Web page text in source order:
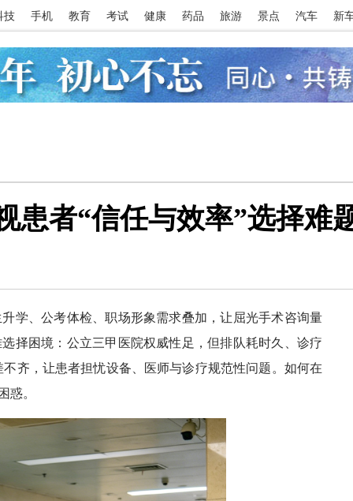
技 手机 教育 考试 健康 药品 旅游 景点 汽车 新
患者“信任与效率”选择难
、公考体检、职场形象需求叠加，让屈光手术咨询量
择困境：公立三甲医院权威性足，但排队耗时久、诊疗
齐，让患者担忧设备、医师与诊疗规范性问题。如何在
惑。